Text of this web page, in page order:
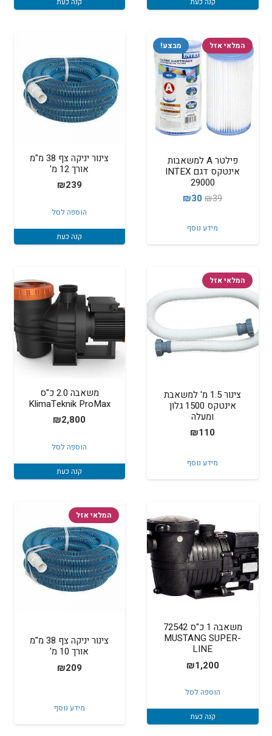
מבצע! המלאי אזל
פילטר A למשאבות
אינטקס דגם INTEX
29000
₪39
המחיר
היה:
₪39.
₪30
המחיר
₪30.
מידע נוסף
צינור יניקה צף 38 מ"מ
אורך 12 מ'
₪239
הוספה לסל
קנה כעת
המלאי אזל
צינור 1.5 מ' למשאבת
אינטקס 1500 גלון
ומעלה
₪110
מידע נוסף
משאבה 2.0 כ"ס
KlimaTeknik ProMax
₪2,800
הוספה לסל
קנה כעת
משאבה 1 כ"ס 72542
MUSTANG SUPER-
LINE
₪1,200
הוספה לסל
קנה כעת
המלאי אזל
צינור יניקה צף 38 מ"מ
אורך 10 מ'
₪209
מידע נוסף